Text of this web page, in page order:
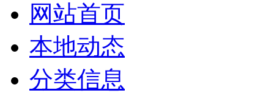
网站首页
本地动态
分类信息